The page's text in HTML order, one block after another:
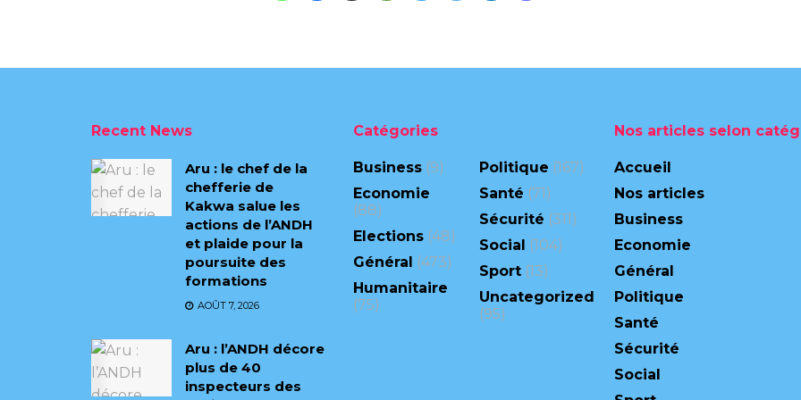
Recent News
Aru : le chef de la
chefferie de
Kakwa salue les
actions de l’ANDH
et plaide pour la
poursuite des
formations
AOÛT 7, 2026
Aru : l’ANDH décore
plus de 40
inspecteurs des
Catégories
Business(9)
Economie
(88)
Elections(48)
Général (473)
Humanitaire
(75)
Politique (167)
Santé (71)
Sécurité (311)
Social (104)
Sport(13)
Uncategorized
(95)
Nos articles selon
Accueil
Nos articles
Business
Economie
Général
Politique
Santé
Sécurité
Social